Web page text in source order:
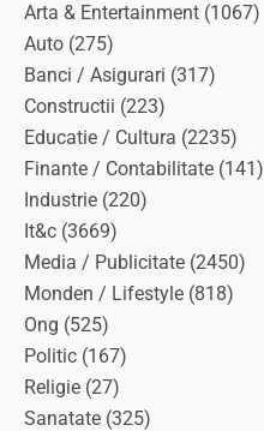
Arta & Entertainment (1067)
Auto (275)
Banci / Asigurari (317)
Constructii (223)
Educatie / Cultura (2235)
Finante / Contabilitate (141)
Industrie (220)
It&c (3669)
Media / Publicitate (2450)
Monden / Lifestyle (818)
Ong (525)
Politic (167)
Religie (27)
Sanatate (325)